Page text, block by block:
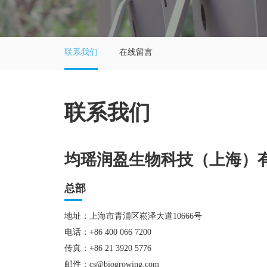
联系我们 在线留言
联系我们
均瑶润盈生物科技（上海）
总部
地址：上海市青浦区崧泽大道10666号
电话：+86 400 066 7200
传真：+86 21 3920 5776
邮件：cs@biogrowing.com